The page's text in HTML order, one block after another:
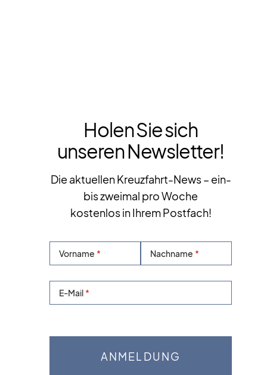
Holen Sie sich
unseren Newsletter!
Die aktuellen Kreuzfahrt-News – ein-
bis zweimal pro Woche
kostenlos in Ihrem Postfach!
Vorname Nachname
E-Mail